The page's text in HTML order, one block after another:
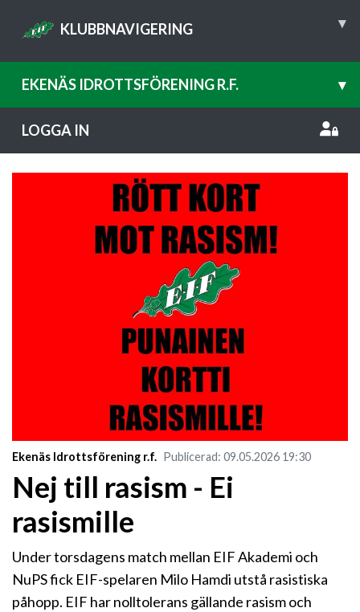
KLUBBNAVIGERING ▾
EKENÄS IDROTTSFÖRENING R.F. ▾
LOGGA IN
Ekenäs Idrottsförening r.f. Publicerad: 09.05.2026 19:30
Nej till rasism - Ei
rasismille
Under torsdagens match mellan EIF Akademi och
NuPS fick EIF-spelaren Milo Hamdi utstå rasistiska
påhopp. EIF har nolltolerans gällande rasism och